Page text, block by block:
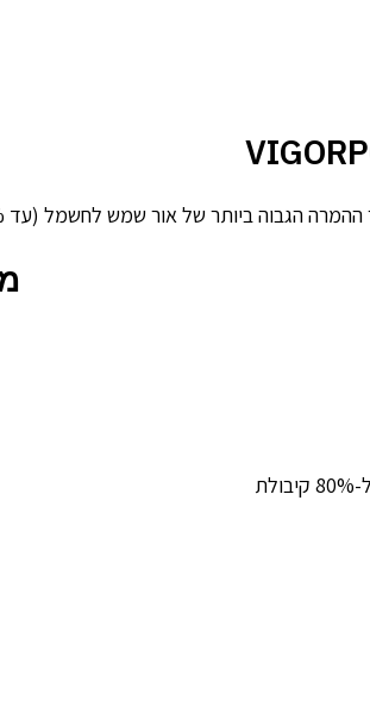
הגבוה ביותר של אור שמש לחשמל (עד 23%).